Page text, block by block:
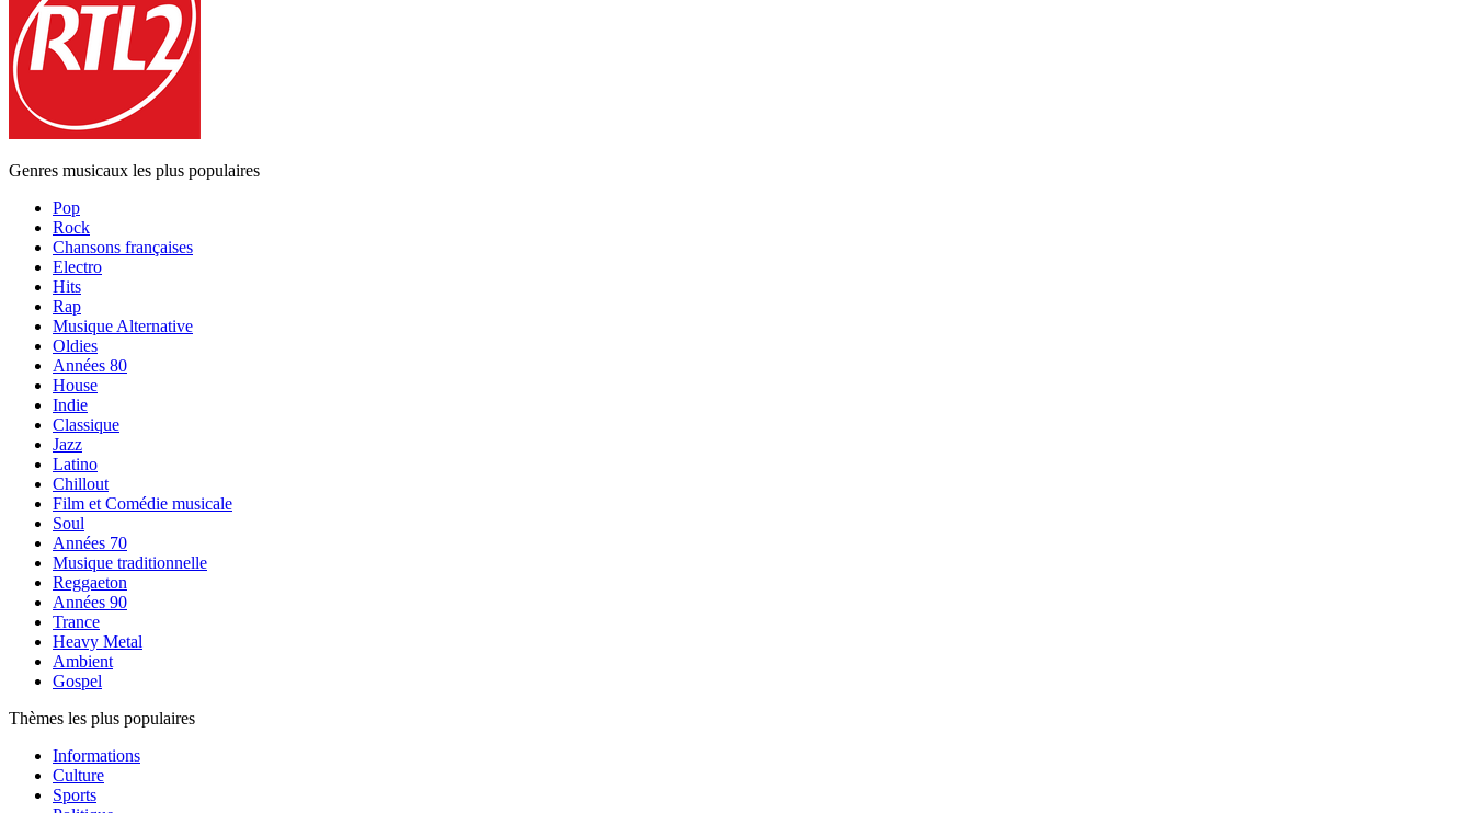
Genres musicaux les plus populaires
Pop
Rock
Chansons françaises
Electro
Hits
Rap
Musique Alternative
Oldies
Années 80
House
Indie
Classique
Jazz
Latino
Chillout
Film et Comédie musicale
Soul
Années 70
Musique traditionnelle
Reggaeton
Années 90
Trance
Heavy Metal
Ambient
Gospel
Thèmes les plus populaires
Informations
Culture
Sports